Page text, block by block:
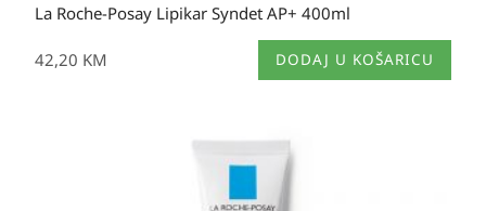
La Roche-Posay Lipikar Syndet AP+ 400ml
42,20 KM DODAJ U KOŠARICU